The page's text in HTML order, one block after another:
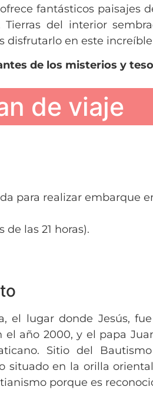
fantásticos paisajes
del interior
disfrutarlo en este
de los misterios y
de viaje
para realizar embarque
las 21 horas).
el lugar donde Jesús,
año 2000, y el papa
Sitio del
situado en la orilla
porque es